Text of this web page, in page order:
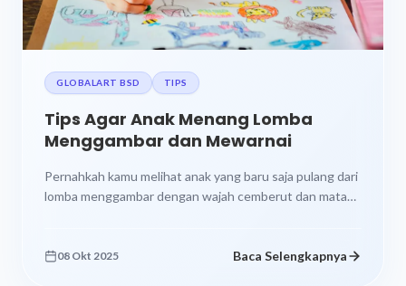
GLOBALART BSD TIPS
Tips Agar Anak Menang Lomba
Menggambar dan Mewarnai
Pernahkah kamu melihat anak yang baru saja pulang dari
lomba menggambar dengan wajah cemberut dan mata
08 Okt 2025 Baca Selengkapnya